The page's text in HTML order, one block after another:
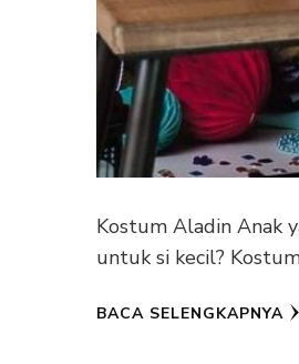
Kostum Aladin Anak
untuk si kecil?
BACA SELENGKAPNYA